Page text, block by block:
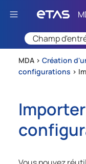
MDA > Création
configurations >